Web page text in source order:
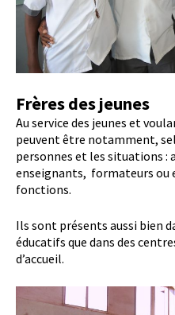
Frères des jeunes
Au service des jeunes et
peuvent être notamment,
personnes et les situations :
enseignants, formateurs ou
fonctions.
Ils sont présents aussi bien
éducatifs que dans des
d’accueil.